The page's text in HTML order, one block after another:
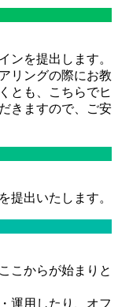
ンを提出します。
リングの際にお教
とも、こちらでヒ
きますので、ご安
提出いたします。
こからが始まりと
運用したり、オフ